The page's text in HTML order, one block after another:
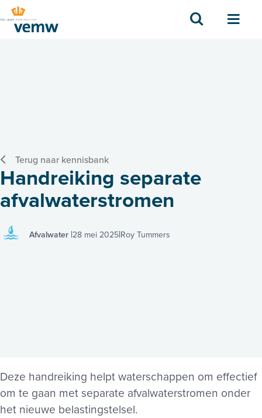
Zoek
Terug naar kennisbank
Handreiking separate
afvalwaterstromen
Afvalwater 28 mei 2025 Roy Tummers
Deze handreiking helpt waterschappen om effectief
om te gaan met separate afvalwaterstromen onder
het nieuwe belastingstelsel.